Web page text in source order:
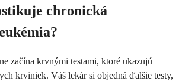
chronická
začína krvnými testami, ktoré ukazujú
krviniek. Váš lekár si objedná ďalšie testy,